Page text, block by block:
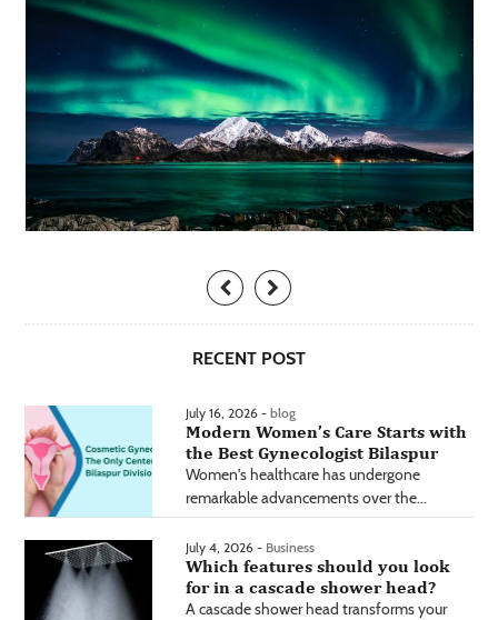
RECENT POST
July 16, 2026 - blog
Modern Women’s Care Starts with
the Best Gynecologist Bilaspur
Women's healthcare has undergone
remarkable advancements over the...
July 4, 2026 - Business
Which features should you look
for in a cascade shower head?
A cascade shower head transforms your